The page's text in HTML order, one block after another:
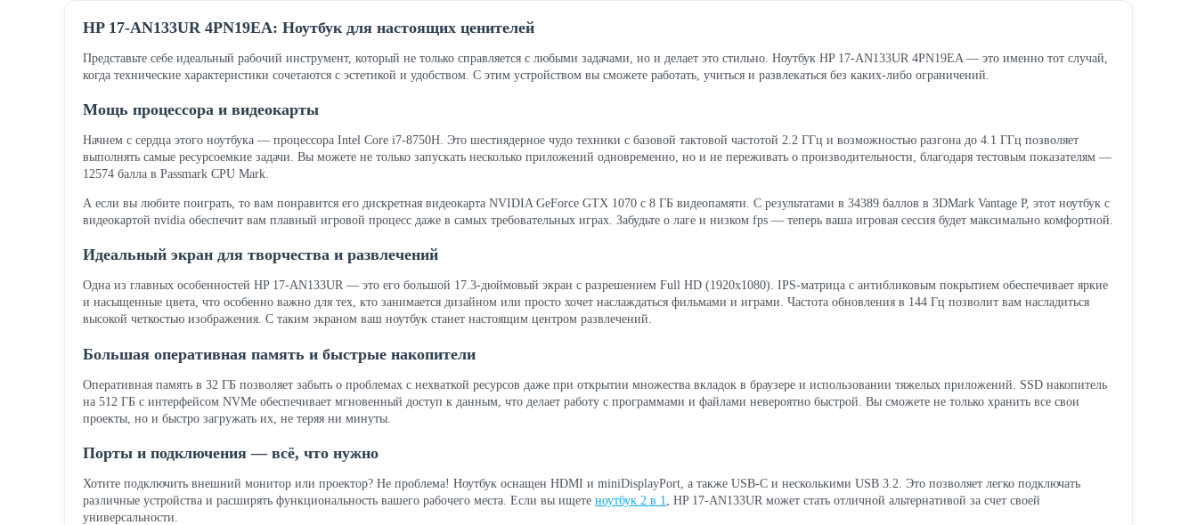
HP 17-AN133UR 4PN19EA: Ноутбук для настоящих ценителей
Представьте себе идеальный рабочий инструмент, который не только справляется с любыми задачами, но и делает это стильно. Ноутбук HP 17-AN133UR 4PN19EA — это именно тот случай,
когда технические характеристики сочетаются с эстетикой и удобством. С этим устройством вы сможете работать, учиться и развлекаться без каких-либо ограничений.
Мощь процессора и видеокарты
Начнем с сердца этого ноутбука — процессора Intel Core i7-8750H. Это шестиядерное чудо техники с базовой тактовой частотой 2.2 ГГц и возможностью разгона до 4.1 ГГц позволяет
выполнять самые ресурсоемкие задачи. Вы можете не только запускать несколько приложений одновременно, но и не переживать о производительности, благодаря тестовым показателям —
12574 балла в Passmark CPU Mark.
А если вы любите поиграть, то вам понравится его дискретная видеокарта NVIDIA GeForce GTX 1070 с 8 ГБ видеопамяти. С результатами в 34389 баллов в 3DMark Vantage P, этот ноутбук с
видеокартой nvidia обеспечит вам плавный игровой процесс даже в самых требовательных играх. Забудьте о лаге и низком fps — теперь ваша игровая сессия будет максимально комфортной.
Идеальный экран для творчества и развлечений
Одна из главных особенностей HP 17-AN133UR — это его большой 17.3-дюймовый экран с разрешением Full HD (1920x1080). IPS-матрица с антибликовым покрытием обеспечивает яркие
и насыщенные цвета, что особенно важно для тех, кто занимается дизайном или просто хочет наслаждаться фильмами и играми. Частота обновления в 144 Гц позволит вам насладиться
высокой четкостью изображения. С таким экраном ваш ноутбук станет настоящим центром развлечений.
Большая оперативная память и быстрые накопители
Оперативная память в 32 ГБ позволяет забыть о проблемах с нехваткой ресурсов даже при открытии множества вкладок в браузере и использовании тяжелых приложений. SSD накопитель
на 512 ГБ с интерфейсом NVMe обеспечивает мгновенный доступ к данным, что делает работу с программами и файлами невероятно быстрой. Вы сможете не только хранить все свои
проекты, но и быстро загружать их, не теряя ни минуты.
Порты и подключения — всё, что нужно
Хотите подключить внешний монитор или проектор? Не проблема! Ноутбук оснащен HDMI и miniDisplayPort, а также USB-C и несколькими USB 3.2. Это позволяет легко подключать
различные устройства и расширять функциональность вашего рабочего места. Если вы ищете ноутбук 2 в 1
, HP 17-AN133UR может стать отличной альтернативой за счет своей
универсальности.